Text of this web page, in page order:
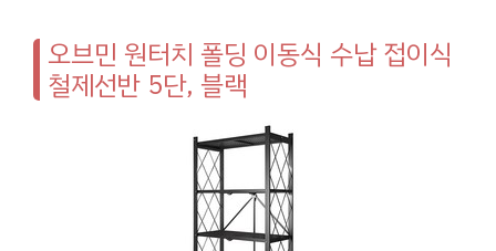
오브민 원터치 폴딩 이동식 수납 접이식
철제선반 5단, 블랙